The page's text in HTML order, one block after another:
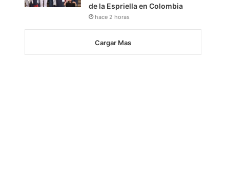
de la Espriella en Colombia
hace 2 horas
Cargar Mas